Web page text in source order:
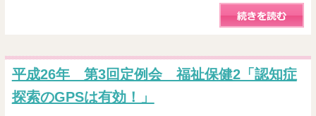
平成26年 第3回定例会 福祉保健2「認知症
探索のGPSは有効！」